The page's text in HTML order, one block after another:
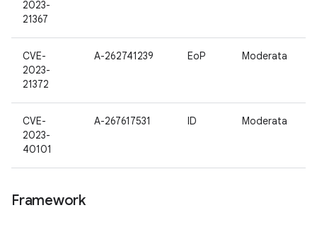
2023-
21367
CVE-
2023-
21372
A-262741239 EoP Moderata
CVE-
2023-
40101
A-267617531 ID Moderata
Framework